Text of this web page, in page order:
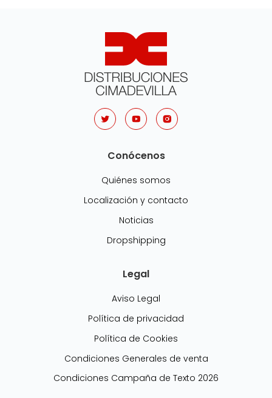
Conócenos
Quiénes somos
Localización y contacto
Noticias
Dropshipping
Legal
Aviso Legal
Política de privacidad
Política de Cookies
Condiciones Generales de venta
Condiciones Campaña de Texto 2026